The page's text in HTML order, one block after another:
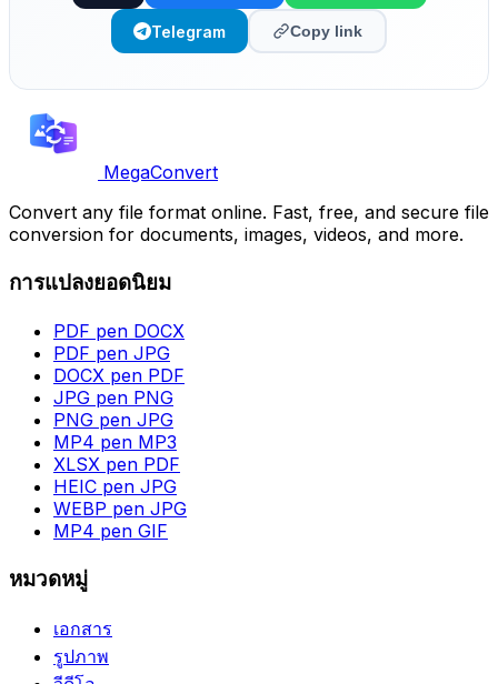
Telegram Copy link
MegaConvert
Convert any file format online. Fast, free, and secure file
conversion for documents, images, videos, and more.
การแปลงยอดนิยม
PDF pen DOCX
PDF pen JPG
DOCX pen PDF
JPG pen PNG
PNG pen JPG
MP4 pen MP3
XLSX pen PDF
HEIC pen JPG
WEBP pen JPG
MP4 pen GIF
หมวดหมู่
เอกสาร
รูปภาพ